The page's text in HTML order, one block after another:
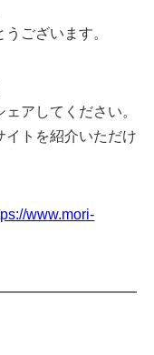
ございます。
アしてください。
イトを紹介いただけ
www.mori-